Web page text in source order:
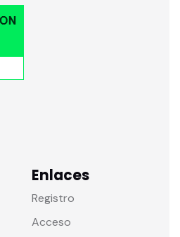
Enlaces
Registro
Acceso